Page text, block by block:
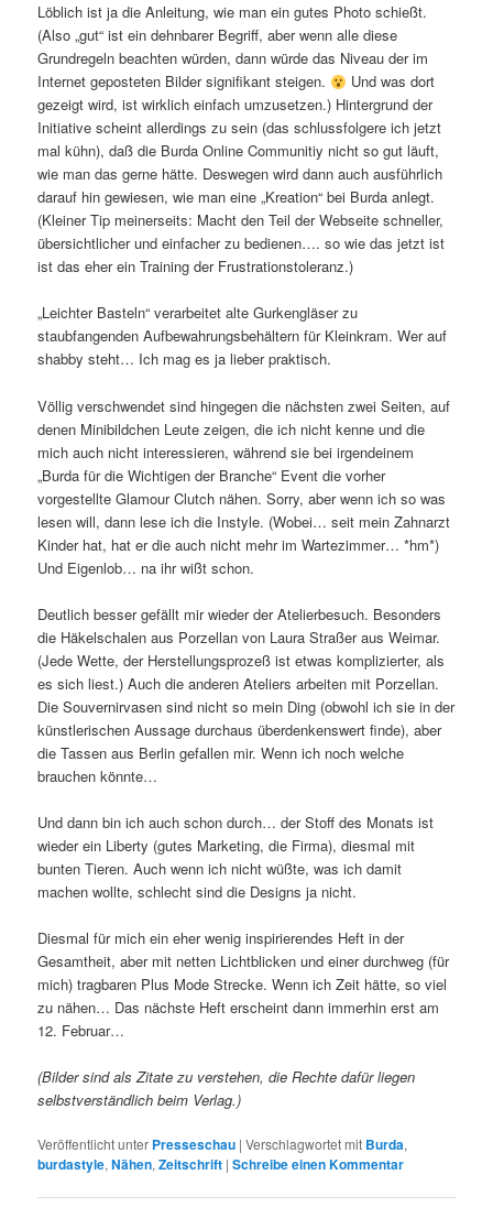
Löblich ist ja die Anleitung, wie man ein gutes Photo schießt.
(Also „gut“ ist ein dehnbarer Begriff, aber wenn alle diese
Grundregeln beachten würden, dann würde das Niveau der im
Internet geposteten Bilder signifikant steigen.
Und was dort
gezeigt wird, ist wirklich einfach umzusetzen.) Hintergrund der
Initiative scheint allerdings zu sein (das schlussfolgere ich jetzt
mal kühn), daß die Burda Online Communitiy nicht so gut läuft,
wie man das gerne hätte. Deswegen wird dann auch ausführlich
darauf hin gewiesen, wie man eine „Kreation“ bei Burda anlegt.
(Kleiner Tip meinerseits: Macht den Teil der Webseite schneller,
übersichtlicher und einfacher zu bedienen…. so wie das jetzt ist
ist das eher ein Training der Frustrationstoleranz.)
„Leichter Basteln“ verarbeitet alte Gurkengläser zu
staubfangenden Aufbewahrungsbehältern für Kleinkram. Wer auf
shabby steht… Ich mag es ja lieber praktisch.
Völlig verschwendet sind hingegen die nächsten zwei Seiten, auf
denen Minibildchen Leute zeigen, die ich nicht kenne und die
mich auch nicht interessieren, während sie bei irgendeinem
„Burda für die Wichtigen der Branche“ Event die vorher
vorgestellte Glamour Clutch nähen. Sorry, aber wenn ich so was
lesen will, dann lese ich die Instyle. (Wobei… seit mein Zahnarzt
Kinder hat, hat er die auch nicht mehr im Wartezimmer… *hm*)
Und Eigenlob… na ihr wißt schon.
Deutlich besser gefällt mir wieder der Atelierbesuch. Besonders
die Häkelschalen aus Porzellan von Laura Straßer aus Weimar.
(Jede Wette, der Herstellungsprozeß ist etwas komplizierter, als
es sich liest.) Auch die anderen Ateliers arbeiten mit Porzellan.
Die Souvernirvasen sind nicht so mein Ding (obwohl ich sie in der
künstlerischen Aussage durchaus überdenkenswert finde), aber
die Tassen aus Berlin gefallen mir. Wenn ich noch welche
brauchen könnte…
Und dann bin ich auch schon durch… der Stoff des Monats ist
wieder ein Liberty (gutes Marketing, die Firma), diesmal mit
bunten Tieren. Auch wenn ich nicht wüßte, was ich damit
machen wollte, schlecht sind die Designs ja nicht.
Diesmal für mich ein eher wenig inspirierendes Heft in der
Gesamtheit, aber mit netten Lichtblicken und einer durchweg (für
mich) tragbaren Plus Mode Strecke. Wenn ich Zeit hätte, so viel
zu nähen… Das nächste Heft erscheint dann immerhin erst am
12. Februar…
(Bilder sind als Zitate zu verstehen, die Rechte dafür liegen
selbstverständlich beim Verlag.)
Veröffentlicht unter Presseschau |Verschlagwortet mit Burda,
burdastyle,Nähen,Zeitschrift |Schreibe einen Kommentar